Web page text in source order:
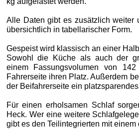
Alle Daten gibt es zusätzlich weiter
übersichtlich in tabellarischer Form.
Gespeist wird klassisch an einer
Sowohl die Küche als auch der
einem Fassungsvolumen von
Fahrerseite ihren Platz. Außerdem
der Beifahrerseite ein
Für einen erholsamen Schlaf
Heck. Wer eine weitere
gibt es den Teilintegrierten mit einem